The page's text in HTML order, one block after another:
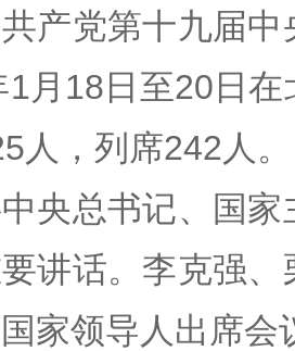
党第十九届中
月18日至20日
人，列席242人。
总书记、国家
讲话。李克强
家领导人出席会